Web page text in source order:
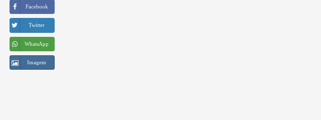
Facebook
Twitter
WhatsApp
Imagem